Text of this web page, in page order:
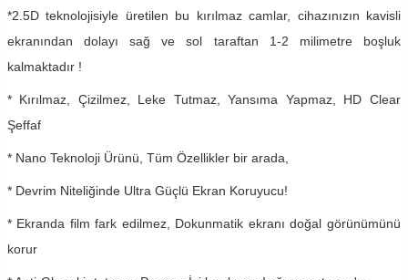
*2.5D teknolojisiyle üretilen bu kırılmaz camlar, cihazınızın kavisli
ekranından dolayı sağ ve sol taraftan 1-2 milimetre boşluk
kalmaktadır !
* Kırılmaz, Çizilmez, Leke Tutmaz, Yansıma Yapmaz, HD Clear
Şeffaf
* Nano Teknoloji Ürünü, Tüm Özellikler bir arada,
* Devrim Niteliğinde Ultra Güçlü Ekran Koruyucu!
* Ekranda film fark edilmez, Dokunmatik ekranı doğal görünümünü
korur